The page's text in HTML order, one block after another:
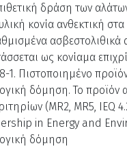
δράση των
κονία ανθεκτική στα
ως κονίαμα
1. Πιστοποιημένο
δόμηση. Το προϊόν
(MR2, MR5, IEQ
in Energy and
δόμηση